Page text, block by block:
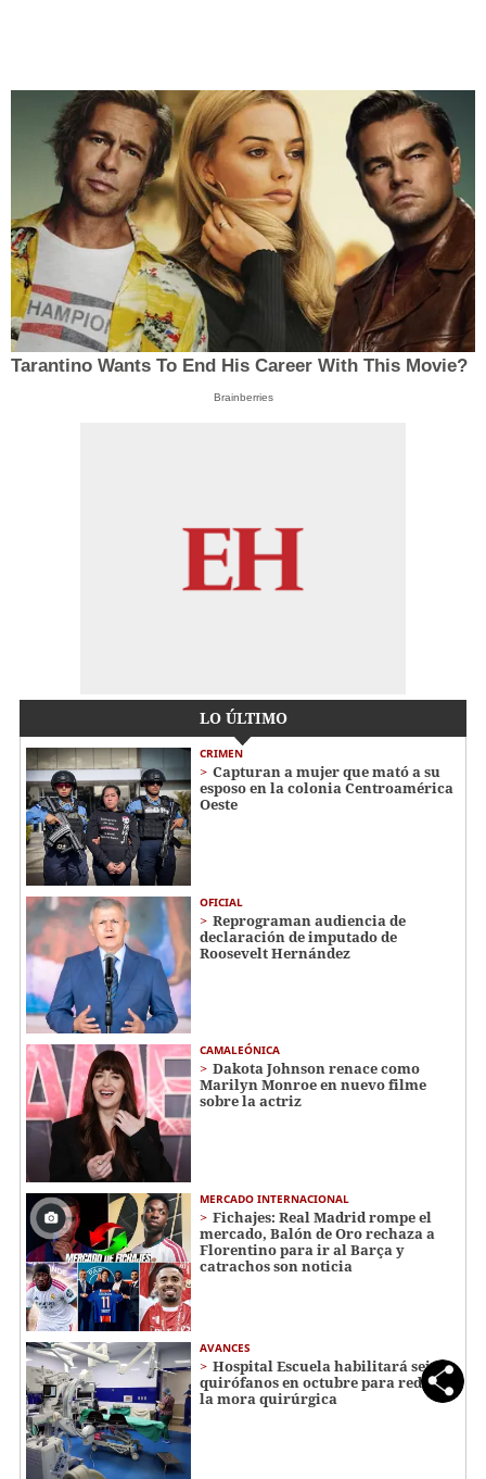
Tarantino Wants To End His Career With This Movie?
Brainberries
LO ÚLTIMO
CRIMEN
Capturan a mujer que mató a su
esposo en la colonia Centroamérica
Oeste
OFICIAL
Reprograman audiencia de
declaración de imputado de
Roosevelt Hernández
CAMALEÓNICA
Dakota Johnson renace como
Marilyn Monroe en nuevo filme
sobre la actriz
MERCADO INTERNACIONAL
Fichajes: Real Madrid rompe el
mercado, Balón de Oro rechaza a
Florentino para ir al Barça y
catrachos son noticia
AVANCES
Hospital Escuela habilitará seis
quirófanos en octubre para reducir
la mora quirúrgica